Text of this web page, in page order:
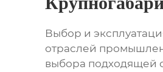
Выбор и
отраслей
выбора подходящей